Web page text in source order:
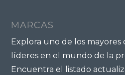
MARCAS
Explora uno de los mayores
líderes en el mundo de la
Encuentra el listado